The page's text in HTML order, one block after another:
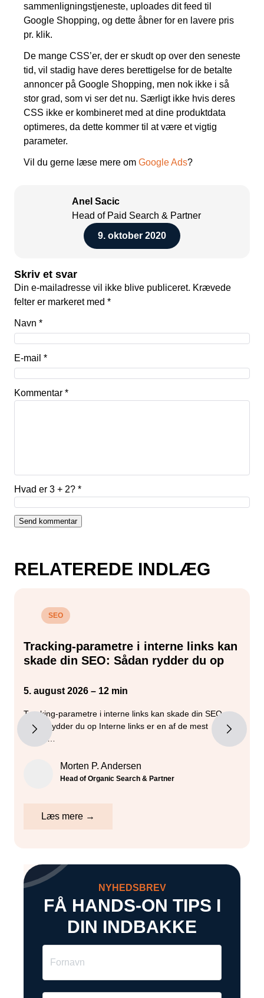
sammenligningstjeneste, uploades dit feed til
Google Shopping, og dette åbner for en lavere pris
pr. klik.
De mange CSS’er, der er skudt op over den seneste
tid, vil stadig have deres berettigelse for de betalte
annoncer på Google Shopping, men nok ikke i så
stor grad, som vi ser det nu. Særligt ikke hvis deres
CSS ikke er kombineret med at dine produktdata
optimeres, da dette kommer til at være et vigtig
parameter.
Vil du gerne læse mere om Google Ads?
Anel Sacic
Head of Paid Search & Partner
9. oktober 2020
Skriv et svar
Din e-mailadresse vil ikke blive publiceret. Krævede
felter er markeret med *
Kommentar *
Navn *
E-mail *
Hvad er 3 + 2? *
RELATEREDE INDLÆG
SEO
Tracking-parametre i interne links kan
skade din SEO: Sådan rydder du op
5. august 2026 – 12 min
Tracking-parametre i interne links kan skade din SEO –
sådan rydder du op Interne links er en af de mest
kontro…
Morten P. Andersen
Head of Organic Search & Partner
Læs mere →
NYHEDSBREV
FÅ HANDS-ON TIPS I
DIN INDBAKKE